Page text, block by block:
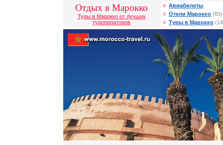
Отдых в Марокко
Туры в Марокко от лучших
туроператоров
Авиабилеты
Отели Марокко (83)
Туры в Марокко